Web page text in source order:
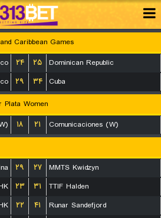
Caribbean Games
۲۴ ۲۵
Dominican Republic
۲۹ ۳۴
Cuba
Plata Women
۱۸ ۲۱
Comunicaciones (W)
۲۹ ۲۷
MMTS Kwidzyn
۲۳ ۳۱
TTIF Halden
۲۲ ۴۱
Runar Sandefjord